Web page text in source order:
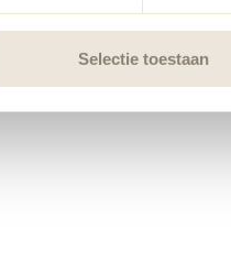
Selectie toestaan